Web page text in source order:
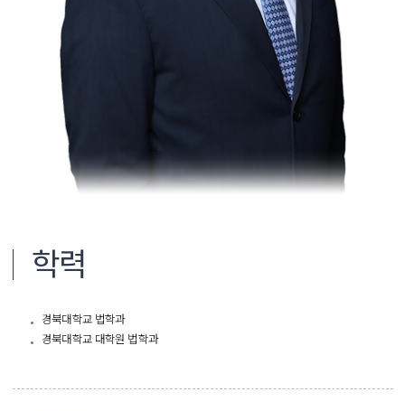
학력
경북대학교 법학과
경북대학교 대학원 법학과